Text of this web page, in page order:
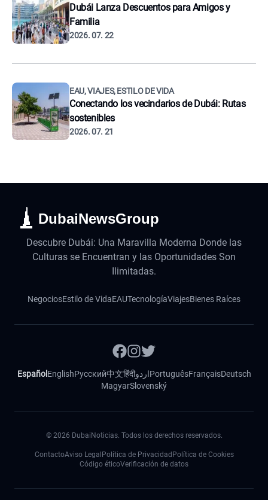
Dubái Lanza Descuentos para Amigos y
Familia
2026. 07. 22
EAU, VIAJES, ESTILO DE VIDA
Conectando los vecindarios de Dubái: Rutas
sostenibles
2026. 07. 21
DubaiNewsGroup
Descubre Dubái: Una Maravilla Moderna Donde las
Culturas se Encuentran y las Oportunidades Son
Ilimitadas.
NegociosEstilo de VidaEAUTecnologíaViajesBienes Raíces
Español EnglishРусский中文हिंदीاردوPortuguêsFrançaisDeutsch
MagyarSlovenský
© 2026 DubaiNoticias. Todos los derechos reservados.
ContactoAviso Legal Política de Privacidad Política de Cookies
Código éticoVerificación de datos